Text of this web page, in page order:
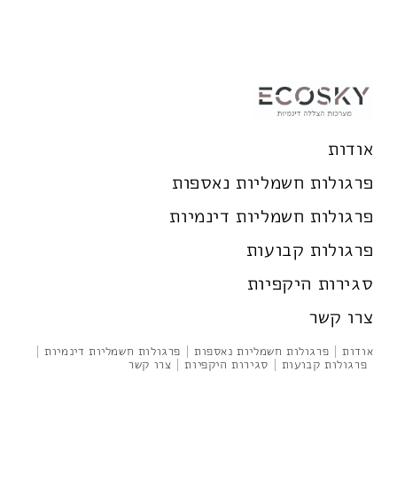
אודות
פרגולות חשמליות נאספות
פרגולות חשמליות דינמיות
פרגולות קבועות
סגירות היקפיות
צרו קשר
אודות פרגולות חשמליות נאספות
פרגולות חשמליות דינמיות
פרגולות קבועות
סגירות היקפיות צרו קשר